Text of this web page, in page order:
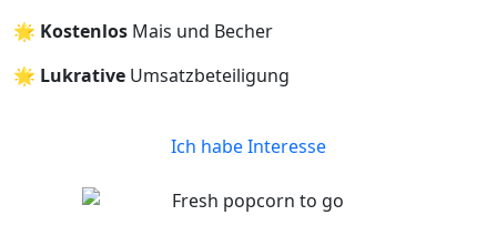
🌟 Kostenlos Mais und Becher
🌟 Lukrative Umsatzbeteiligung
Ich habe Interesse